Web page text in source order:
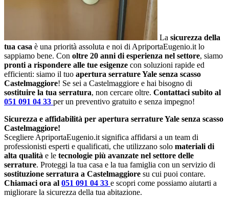
La sicurezza della
tua casa è una priorità assoluta e noi di ApriportaEugenio.it lo
sappiamo bene. Con oltre 20 anni di esperienza nel settore, siamo
pronti a rispondere alle tue esigenze con soluzioni rapide ed
efficienti: siamo il tuo apertura serrature Yale senza scasso
Castelmaggiore! Se sei a Castelmaggiore e hai bisogno di
sostituire la tua serratura, non cercare oltre. Contattaci subito al
051 091 04 33 per un preventivo gratuito e senza impegno!
Sicurezza e affidabilità per apertura serrature Yale senza scasso
Castelmaggiore!
Scegliere ApriportaEugenio.it significa affidarsi a un team di
professionisti esperti e qualificati, che utilizzano solo materiali di
alta qualità e le tecnologie più avanzate nel settore delle
serrature. Proteggi la tua casa e la tua famiglia con un servizio di
sostituzione serratura a Castelmaggiore su cui puoi contare.
Chiamaci ora al 051 091 04 33 e scopri come possiamo aiutarti a
migliorare la sicurezza della tua abitazione.